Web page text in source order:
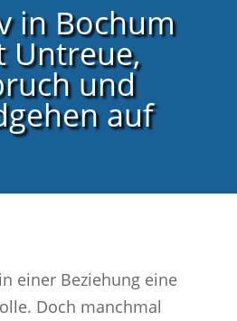
in Bochum
Untreue,
und
auf
einer Beziehung eine
Doch manchmal